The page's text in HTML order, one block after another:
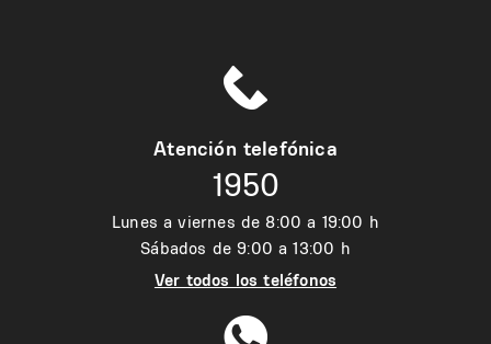
Atención telefónica
1950
Lunes a viernes de 8:00 a 19:00 h
Sábados de 9:00 a 13:00 h
Ver todos los teléfonos